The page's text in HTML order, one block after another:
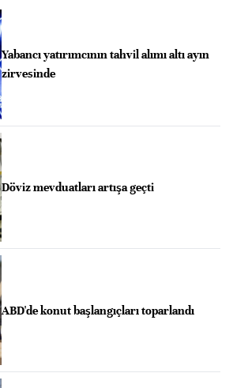
Yabancı yatırımcının tahvil alımı altı ayın
zirvesinde
Döviz mevduatları artışa geçti
ABD'de konut başlangıçları toparlandı